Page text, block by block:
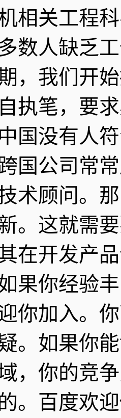
相关工程
数人缺乏
，我们开
执笔，要
国没有人
国公司常
术顾问。
。这就需
在开发产
果你经验
你加入。
。如果你
，你的竞
。百度欢